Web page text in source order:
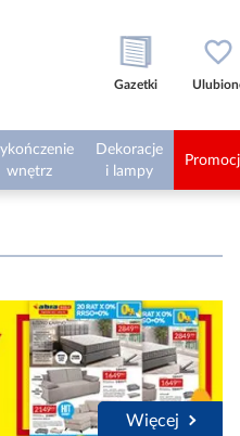
Gazetki
wnętrz
Dekoracje
i lampy
Więcej